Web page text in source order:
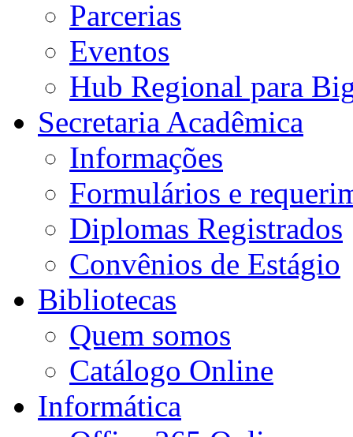
Parcerias
Eventos
Hub Regional para
Secretaria Acadêmica
Informações
Formulários e
Diplomas Registrados
Convênios de Estágio
Bibliotecas
Quem somos
Catálogo Online
Informática